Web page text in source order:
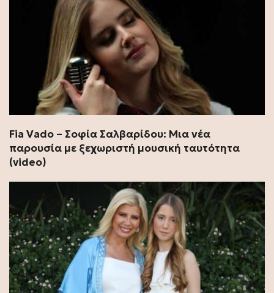
Fia Vado – Σοφία Σαλβαρίδου: Μια νέα
παρουσία με ξεχωριστή μουσική ταυτότητα
(video)